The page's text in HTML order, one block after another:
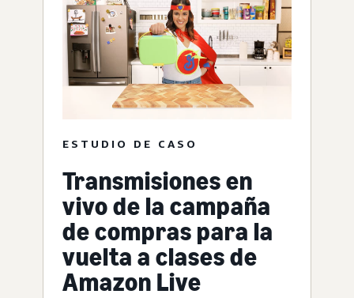
ESTUDIO DE CASO
Transmisiones en
vivo de la campaña
de compras para la
vuelta a clases de
Amazon Live